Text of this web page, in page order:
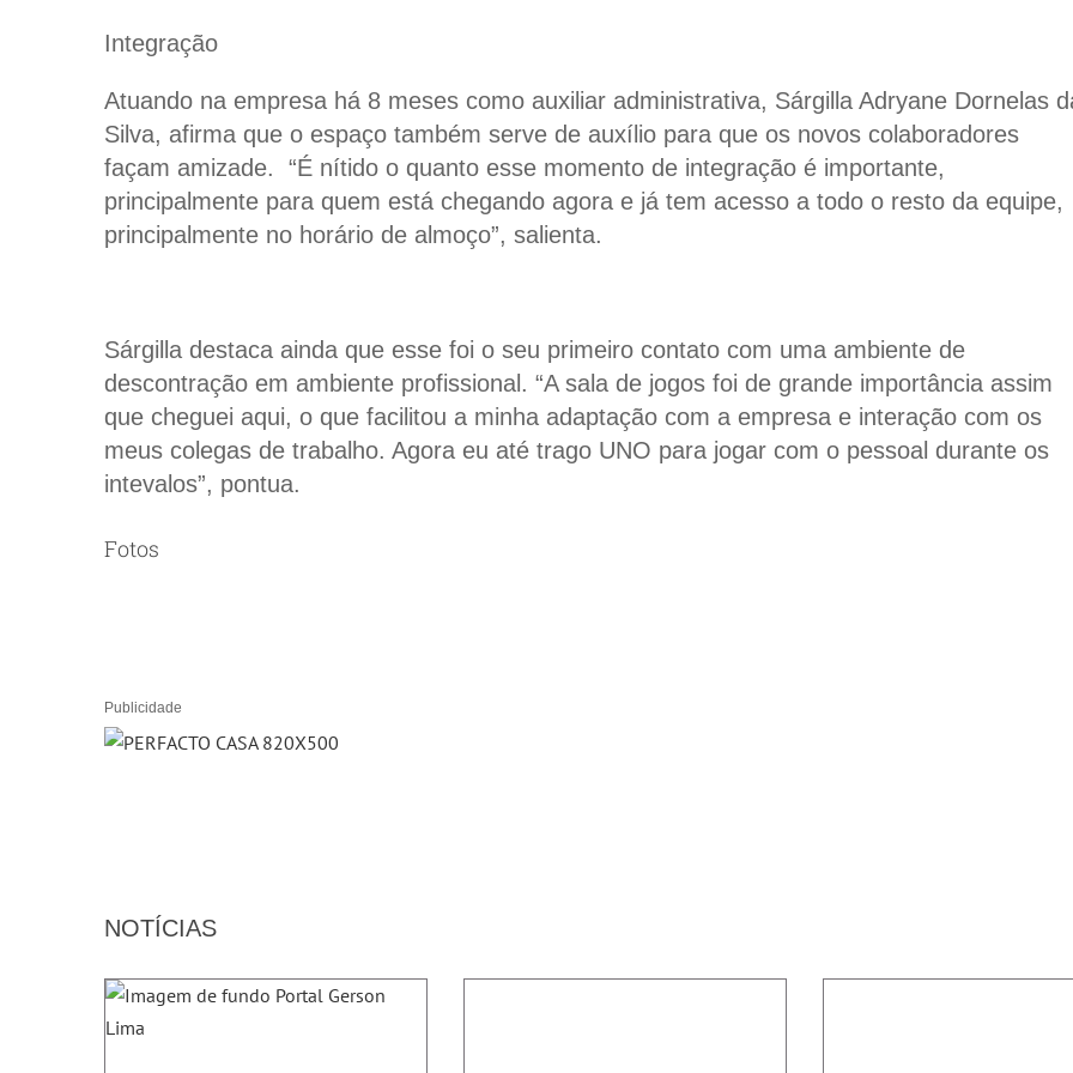
Integração
Atuando na empresa há 8 meses como auxiliar administrativa, Sárgilla Adryane Dornelas
Silva, afirma que o espaço também serve de auxílio para que os novos colaboradores
façam amizade. “É nítido o quanto esse momento de integração é importante,
principalmente para quem está chegando agora e já tem acesso a todo o resto da equipe,
principalmente no horário de almoço”, salienta.
Sárgilla destaca ainda que esse foi o seu primeiro contato com uma ambiente de
descontração em ambiente profissional. “A sala de jogos foi de grande importância assim
que cheguei aqui, o que facilitou a minha adaptação com a empresa e interação com os
meus colegas de trabalho. Agora eu até trago UNO para jogar com o pessoal durante os
intevalos”, pontua.
Fotos
Publicidade
NOTÍCIAS